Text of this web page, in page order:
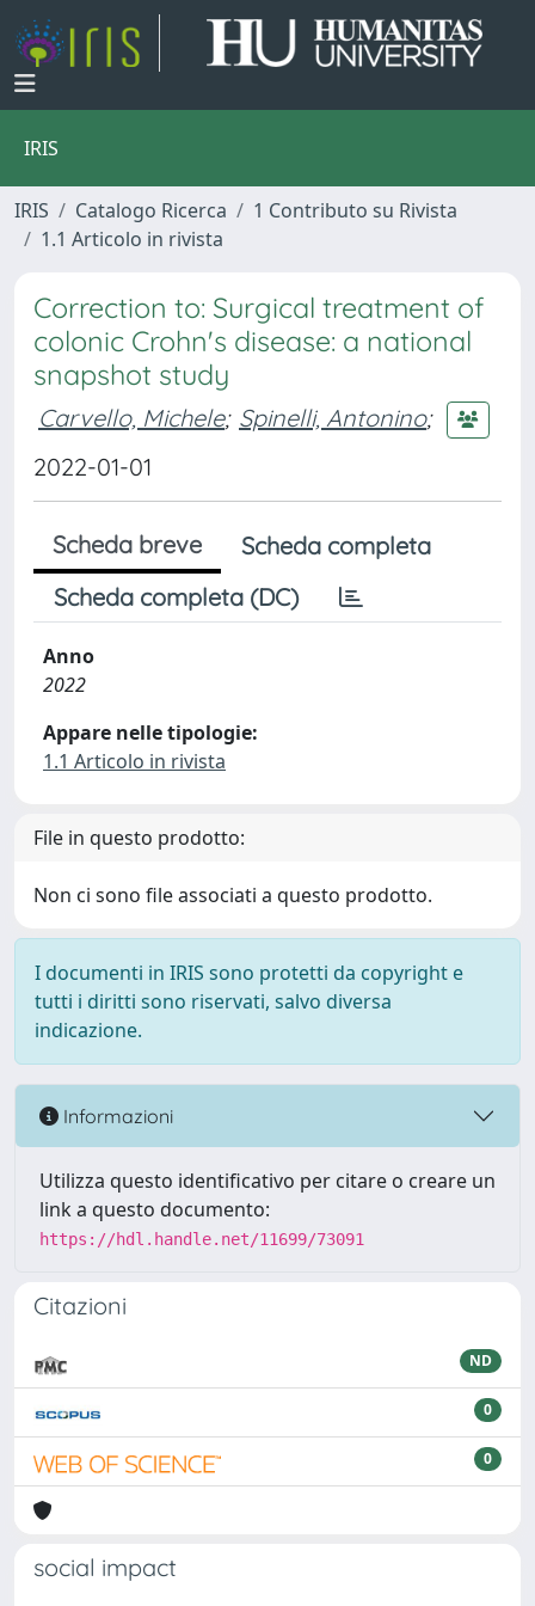
IRIS
IRIS Catalogo Ricerca
1 Contributo su Rivista
1.1 Articolo in rivista
Correction to: Surgical treatment of
colonic Crohn's disease: a national
snapshot study
Carvello, Michele; Spinelli, Antonino;
2022-01-01
Scheda breve
Scheda completa
Scheda completa (DC)
Anno
2022
Appare nelle tipologie:
1.1 Articolo in rivista
File in questo prodotto:
Non ci sono file associati a questo prodotto.
I documenti in IRIS sono protetti da copyright e
tutti i diritti sono riservati, salvo diversa
indicazione.
Informazioni
Utilizza questo identificativo per citare o creare un
link a questo documento:
https://hdl.handle.net/11699/73091
Citazioni
ND
0
0
social impact